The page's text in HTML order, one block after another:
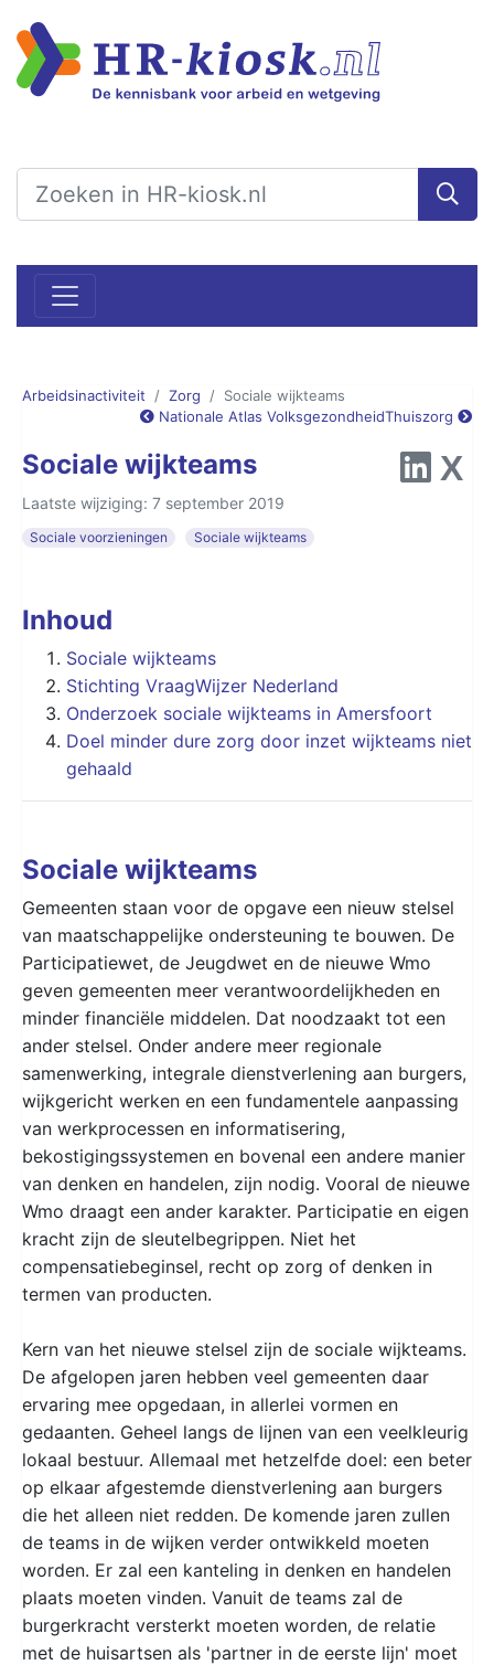
Arbeidsinactiviteit Zorg
Sociale wijkteams
Nationale Atlas VolksgezondheidThuiszorg
Sociale wijkteams
Laatste wijziging: 7 september 2019
Sociale voorzieningen Sociale wijkteams
Inhoud
Sociale wijkteams
Stichting VraagWijzer Nederland
Onderzoek sociale wijkteams in Amersfoort
Doel minder dure zorg door inzet wijkteams niet
gehaald
Sociale wijkteams
Gemeenten staan voor de opgave een nieuw stelsel
van maatschappelijke ondersteuning te bouwen. De
Participatiewet, de Jeugdwet en de nieuwe Wmo
geven gemeenten meer verantwoordelijkheden en
minder financiële middelen. Dat noodzaakt tot een
ander stelsel. Onder andere meer regionale
samenwerking, integrale dienstverlening aan burgers,
wijkgericht werken en een fundamentele aanpassing
van werkprocessen en informatisering,
bekostigingssystemen en bovenal een andere manier
van denken en handelen, zijn nodig. Vooral de nieuwe
Wmo draagt een ander karakter. Participatie en eigen
kracht zijn de sleutelbegrippen. Niet het
compensatiebeginsel, recht op zorg of denken in
termen van producten.
Kern van het nieuwe stelsel zijn de sociale wijkteams.
De afgelopen jaren hebben veel gemeenten daar
ervaring mee opgedaan, in allerlei vormen en
gedaanten. Geheel langs de lijnen van een veelkleurig
lokaal bestuur. Allemaal met hetzelfde doel: een beter
op elkaar afgestemde dienstverlening aan burgers
die het alleen niet redden. De komende jaren zullen
de teams in de wijken verder ontwikkeld moeten
worden. Er zal een kanteling in denken en handelen
plaats moeten vinden. Vanuit de teams zal de
burgerkracht versterkt moeten worden, de relatie
met de huisartsen als 'partner in de eerste lijn' moet